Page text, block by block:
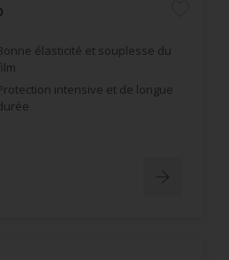
élasticité et souplesse du
intensive et de longue